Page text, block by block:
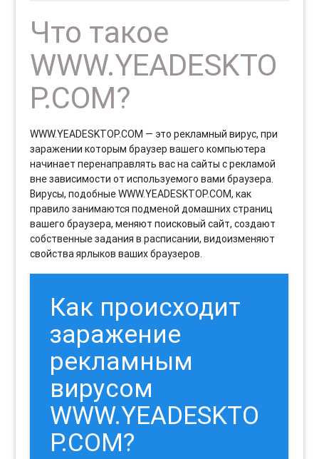
Что такое
WWW.YEADESKTO
P.COM?
WWW.YEADESKTOP.COM — это рекламный вирус, при
заражении которым браузер вашего компьютера
начинает перенаправлять вас на сайты с рекламой
вне зависимости от используемого вами браузера.
Вирусы, подобные WWW.YEADESKTOP.COM, как
правило занимаются подменой домашних страниц
вашего браузера, меняют поисковый сайт, создают
собственные задания в расписании, видоизменяют
свойства ярлыков ваших браузеров.
Как происходит
заражение
рекламным
вирусом
WWW.YEADESKTO
P.COM?